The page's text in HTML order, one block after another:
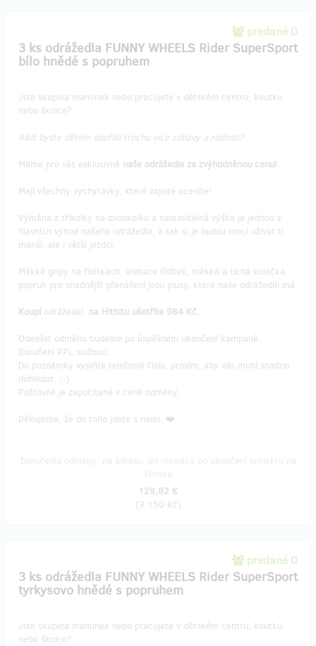
predané 0
3 ks odrážedla FUNNY WHEELS Rider SuperSport
bílo hnědé s popruhem
Jste skupina maminek nebo pracujete v dětském centru, koutku
nebo školce?
Rádi byste dětem dopřáli trochu více zábavy a radosti?
Máme pro vás exklusivně naše odrážedla za zvýhodněnou cenu!
Mají všechny vychytávky, které zajisté oceníte!
Výměna z tříkolky na dvoukolku a nastavitelná výška je jednou z
hlavních výhod našeho odrážedla, a tak si je budou moci užívat ti
menší, ale i větší jezdci.
Měkké gripy na řídítkách, aretace řídítek, měkká a tichá kolečka,
popruh pro snadnější přenášení jsou plusy, které naše odrážedlo má.
Koupí odrážedel na Hithitu ušetříte 984 Kč.
Odesílat odměnu budeme po úspěšném ukončení kampaně.
Doručení PPL službou.
Do poznámky vyplňte telefonní číslo, prosím, aby vás mohl snadno
dohledat. ;-)
Poštovné je započítané v ceně odměny.
Děkujeme, že do toho jdete s námi. ❤️
129,82 €
(3 150 Kč)
predané 0
3 ks odrážedla FUNNY WHEELS Rider SuperSport
tyrkysovo hnědé s popruhem
Jste skupina maminek nebo pracujete v dětském centru, koutku
nebo školce?